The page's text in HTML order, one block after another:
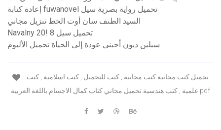
إعادة كتابة fuwanovel تحميل رواية بصرية سيل
السيد الطنف سان أوت الخط تنزيل مجاني
Navalny 20! 8 تحميل سيل
سيلين ديون أحبني عودة إلى الحياة تحميل الألبوم
علمية , كتب هندسية تحميل مجاني كتاب كمال الاجسام باللغة العربية pdf